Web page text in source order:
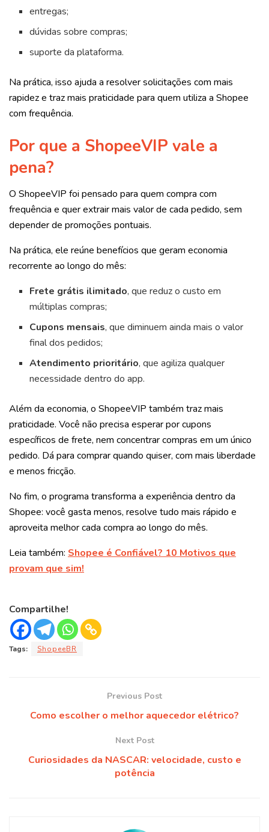
entregas;
dúvidas sobre compras;
suporte da plataforma.
Na prática, isso ajuda a resolver solicitações com mais
rapidez e traz mais praticidade para quem utiliza a Shopee
com frequência.
Por que a ShopeeVIP vale a
pena?
O ShopeeVIP foi pensado para quem compra com
frequência e quer extrair mais valor de cada pedido, sem
depender de promoções pontuais.
Na prática, ele reúne benefícios que geram economia
recorrente ao longo do mês:
Frete grátis ilimitado, que reduz o custo em
múltiplas compras;
Cupons mensais, que diminuem ainda mais o valor
final dos pedidos;
Atendimento prioritário, que agiliza qualquer
necessidade dentro do app.
Além da economia, o ShopeeVIP também traz mais
praticidade. Você não precisa esperar por cupons
específicos de frete, nem concentrar compras em um único
pedido. Dá para comprar quando quiser, com mais liberdade
e menos fricção.
No fim, o programa transforma a experiência dentro da
Shopee: você gasta menos, resolve tudo mais rápido e
aproveita melhor cada compra ao longo do mês.
Leia também: Shopee é Confiável? 10 Motivos que
provam que sim!
Compartilhe!
Tags: ShopeeBR
Previous Post
Como escolher o melhor aquecedor elétrico?
Next Post
Curiosidades da NASCAR: velocidade, custo e
potência